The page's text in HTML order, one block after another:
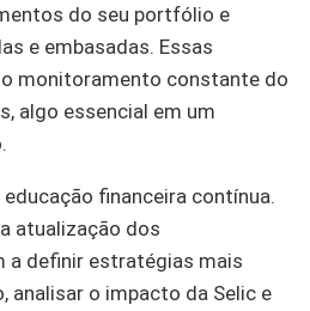
do seu portfólio e
e embasadas. Essas
monitoramento constante do
algo essencial em um
financeira contínua.
atualização dos
a definir estratégias mais
analisar o impacto da Selic e